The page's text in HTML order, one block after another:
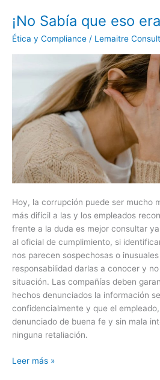
¡No Sabía que eso
Ética y Compliance / Lemaitre
Hoy, la corrupción puede ser mucho
más difícil a las y los empleados
frente a la duda es mejor consultar
al oficial de cumplimiento, si
nos parecen sospechosas o
responsabilidad darlas a conocer y
situación. Las compañías deben
hechos denunciados la información
confidencialmente y que el
denunciado de buena fe y sin mala
ninguna retaliación.
¡No
Sabía
que
Corrupción!
Leer más »